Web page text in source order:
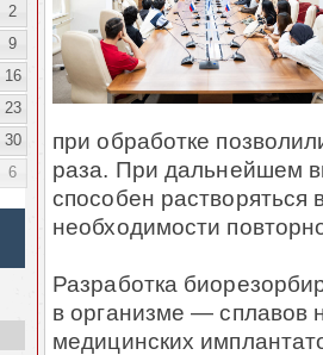
2
9
16
23
30
6
при обработке
раза. При дальнейшем
способен растворяться
необходимости
Разработка
в организме — сплавов
медицинских